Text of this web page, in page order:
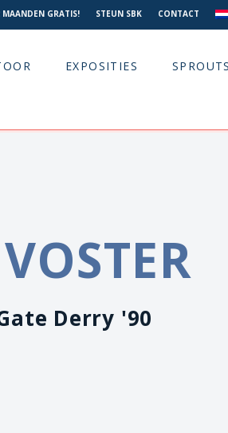
MAANDEN GRATIS! STEUN SBK CONTACT
EXPOSITIES SPROUTS
Derry '90